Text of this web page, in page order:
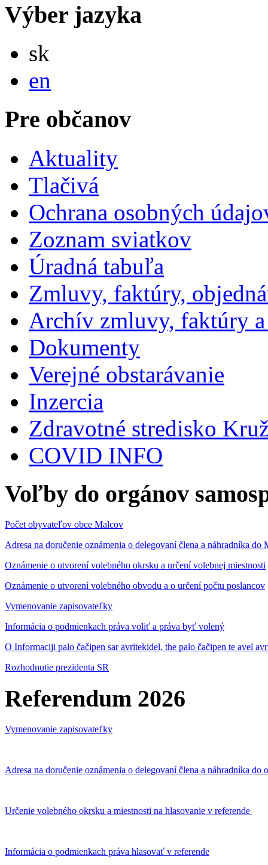
Výber jazyka
sk
en
Pre občanov
Aktuality
Tlačivá
Ochrana osobných
Zoznam sviatkov
Úradná tabuľa
Zmluvy, faktúry,
Archív zmluvy, faktúry
Dokumenty
Verejné obstarávanie
Inzercia
Zdravotné stredisko
COVID INFO
Voľby do orgánov
Počet obyvateľov obce Malcov
Adresa na doručenie oznámenia o delegovaní člena a náhradníka
Oznámenie o utvorení volebného okrsku a určení volebnej miestnosti
Oznámenie o utvorení volebného obvodu a o určení počtu poslancov
Vymenovanie zapisovateľky
Informácia o podmienkach práva voliť a práva byť volený
O Informaciji palo čačipen sar avritekidel, the palo čačipen te avel
Rozhodnutie prezidenta SR
Referendum 2026
Vymenovanie zapisovateľky
Adresa na doručenie oznámenia o delegovaní člena a náhradníka
Určenie volebného okrsku a miestnosti na hlasovanie v referende
Informácia o podmienkach práva hlasovať v referende